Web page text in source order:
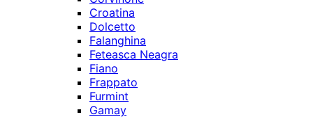
Croatina
Dolcetto
Falanghina
Feteasca Neagra
Fiano
Frappato
Furmint
Gamay